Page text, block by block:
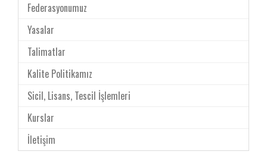
Federasyonumuz
Yasalar
Talimatlar
Kalite Politikamız
Sicil, Lisans, Tescil İşlemleri
Kurslar
İletişim